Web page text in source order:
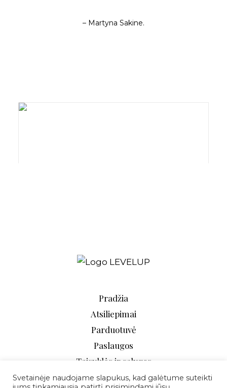
– Martyna Sakine.
Pradžia
Atsiliepimai
Parduotuvė
Paslaugos
Taisyklės ir sąlygos
D.U.K.
Svetainėje naudojame slapukus, kad galėtume suteikti